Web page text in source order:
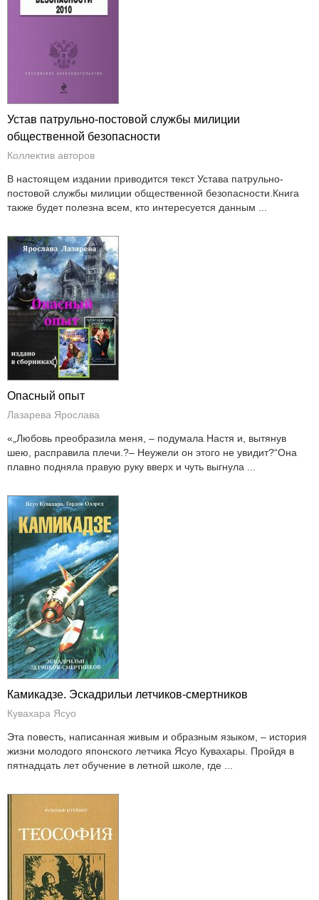
Устав патрульно-постовой службы милиции
общественной безопасности
Коллектив авторов
В настоящем издании приводится текст Устава патрульно-
постовой службы милиции общественной безопасности.Книга
также будет полезна всем, кто интересуется данным ...
Опасный опыт
Лазарева Ярослава
«„Любовь преобразила меня, – подумала Настя и, вытянув
шею, расправила плечи.?– Неужели он этого не увидит?“Она
плавно подняла правую руку вверх и чуть выгнула ...
Камикадзе. Эскадрильи летчиков-смертников
Кувахара Ясуо
Эта повесть, написанная живым и образным языком, – история
жизни молодого японского летчика Ясуо Кувахары. Пройдя в
пятнадцать лет обучение в летной школе, где ...